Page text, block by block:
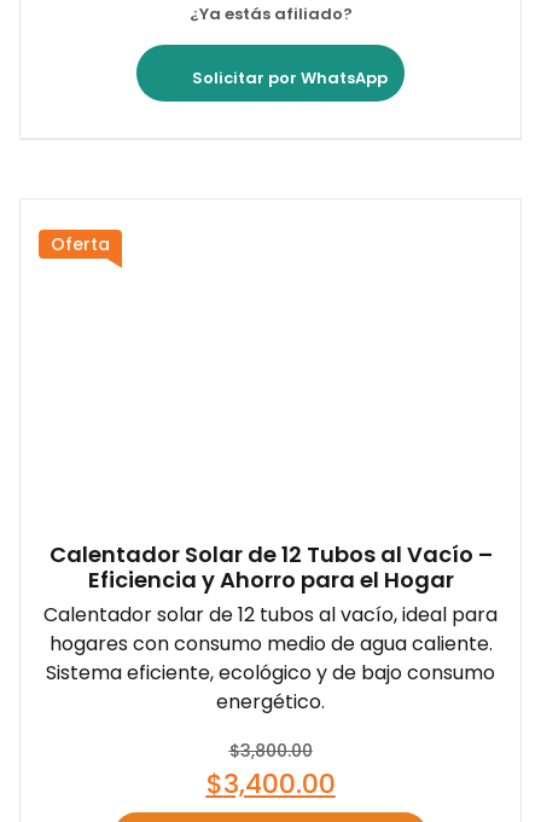
¿Ya estás afiliado?
Solicitar por WhatsApp
Oferta
Calentador Solar de 12 Tubos al Vacío –
Eficiencia y Ahorro para el Hogar
Calentador solar de 12 tubos al vacío, ideal para
hogares con consumo medio de agua caliente.
Sistema eficiente, ecológico y de bajo consumo
energético.
$3,800.00
$3,400.00